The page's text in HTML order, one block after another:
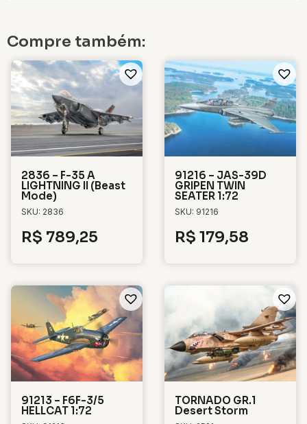
Compre também:
2836 – F-35 A
LIGHTNING II (Beast
Mode)
SKU: 2836
R$ 789,25
91216 – JAS-39D
GRIPEN TWIN
SEATER 1:72
SKU: 91216
R$ 179,58
91213 – F6F-3/5
HELLCAT 1:72
TORNADO GR.1
Desert Storm